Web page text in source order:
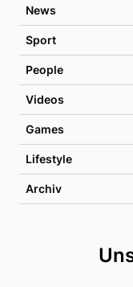
News
Sport
People
Videos
Games
Lifestyle
Archiv